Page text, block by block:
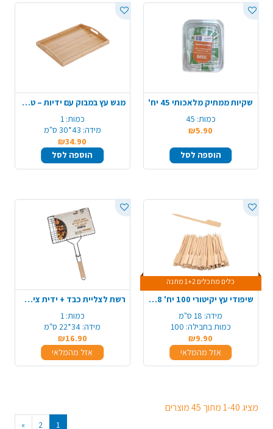
שקיות ממתיק מלאכותי 45 יח'
כמות: 45
₪5.90
הוספה לסל
מגש עץ במבוק עם ידיות – טבעי
כמות: 1
מידה: 43*30 ס"מ
₪34.90
הוספה לסל
כלים מתכלים 1+2 מתנה
שיפודי עץ יקיטורי 100 יח' 18 ס"מ - טבעי
מידה: 18 ס"מ
כמות בחבילה: 100
₪9.90
אזל מהמלאי
רשת לצליית כבד + ידית ציפוי עץ - גדול
כמות: 1
מידה: 34*22 ס"מ
₪16.90
אזל מהמלאי
מציג 1-40 מתוך 45 מוצרים
1
2
»